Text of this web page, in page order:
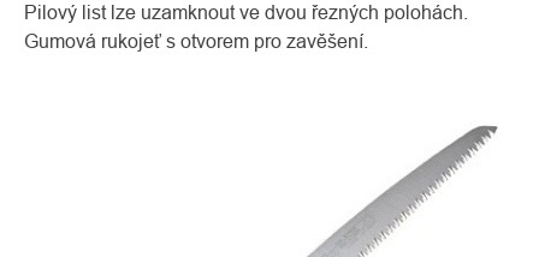
Pilový list lze uzamknout ve dvou řezných polohách.
Gumová rukojeť s otvorem pro zavěšení.